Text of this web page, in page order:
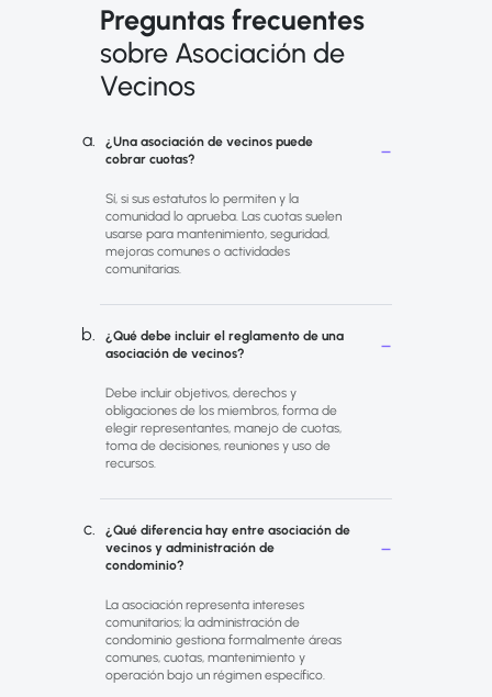
Preguntas frecuentes
sobre Asociación de
Vecinos
¿Una asociación de vecinos puede
cobrar cuotas?
Sí, si sus estatutos lo permiten y la
comunidad lo aprueba. Las cuotas suelen
usarse para mantenimiento, seguridad,
mejoras comunes o actividades
comunitarias.
¿Qué debe incluir el reglamento de una
asociación de vecinos?
Debe incluir objetivos, derechos y
obligaciones de los miembros, forma de
elegir representantes, manejo de cuotas,
toma de decisiones, reuniones y uso de
recursos.
¿Qué diferencia hay entre asociación de
vecinos y administración de
condominio?
La asociación representa intereses
comunitarios; la administración de
condominio gestiona formalmente áreas
comunes, cuotas, mantenimiento y
operación bajo un régimen específico.